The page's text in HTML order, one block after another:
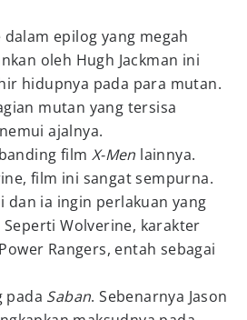
epilog yang megah
oleh Hugh Jackman ini
hidupnya pada para mutan.
mutan yang tersisa
ajalnya.
film X-Men lainnya.
film ini sangat sempurna.
dan ia ingin perlakuan yang
Wolverine, karakter
Rangers, entah sebagai
pada Saban. Sebenarnya Jason